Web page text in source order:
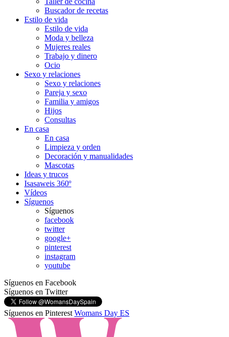
Buscador de recetas
Estilo de vida
Estilo de vida
Moda y belleza
Mujeres reales
Trabajo y dinero
Ocio
Sexo y relaciones
Sexo y relaciones
Pareja y sexo
Familia y amigos
Hijos
Consultas
En casa
En casa
Limpieza y orden
Decoración y manualidades
Mascotas
Ideas y trucos
Isasaweis 360º
Vídeos
Síguenos
Síguenos
facebook
twitter
google+
pinterest
instagram
youtube
Síguenos en Facebook
Síguenos en Twitter
Síguenos en Pinterest Womans Day ES